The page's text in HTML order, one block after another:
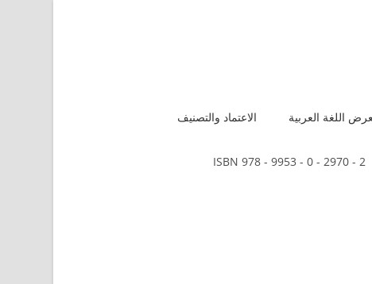
اللغة العربية الاعتماد والتصنيف
ISBN 978 - 9953 - 0 - 2970 - 2